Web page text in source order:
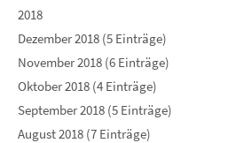
2018
Dezember 2018 (5 Einträge)
November 2018 (6 Einträge)
Oktober 2018 (4 Einträge)
September 2018 (5 Einträge)
August 2018 (7 Einträge)